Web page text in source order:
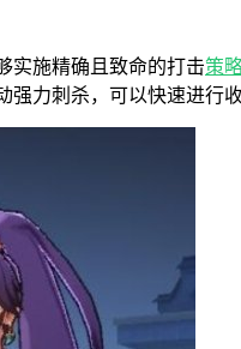
实施精确且致命的打击策
力刺杀，可以快速进行